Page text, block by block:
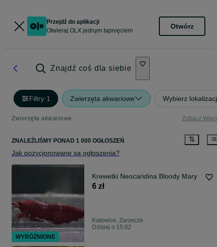
Przejdź do aplikacji
Otwieraj OLX jednym tapnięciem
Otwórz
Znajdź coś dla siebie
Filtry·1 Zwierzęta akwariowe Wybierz
Zwierzęta akwariowe Zobacz
ZNALEŹLIŚMY PONAD 1 000 OGŁOSZEŃ
Jak pozycjonowane są ogłoszenia?
Krewetki Neocaridina Bloody Mary
6 zł
Katowice, Zarzecze
Dzisiaj o 15:02
WYRÓŻNIONE